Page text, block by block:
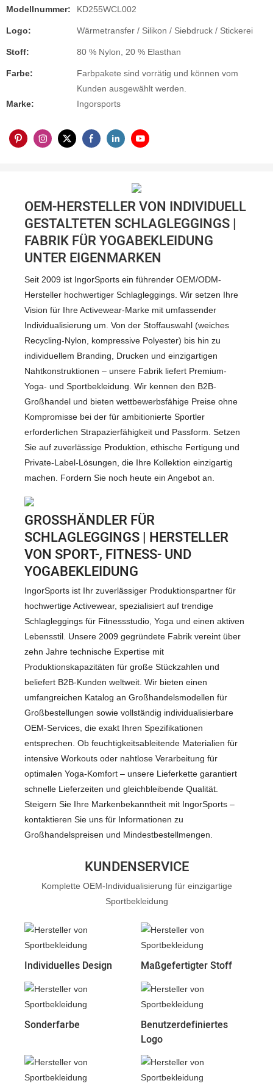
Modellnummer:
KD255WCL002
Logo: Wärmetransfer / Silikon / Siebdruck / Stickerei
Stoff: 80 % Nylon, 20 % Elasthan
Farbe:
Farbpakete sind vorrätig und können vom
Kunden ausgewählt werden.
Marke:
Ingorsports
OEM-HERSTELLER VON INDIVIDUELL
GESTALTETEN SCHLAGLEGGINGS |
FABRIK FÜR YOGABEKLEIDUNG
UNTER EIGENMARKEN
Seit 2009 ist IngorSports ein führender OEM/ODM-
Hersteller hochwertiger Schlagleggings. Wir setzen Ihre
Vision für Ihre Activewear-Marke mit umfassender
Individualisierung um. Von der Stoffauswahl (weiches
Recycling-Nylon, kompressive Polyester) bis hin zu
individuellem Branding, Drucken und einzigartigen
Nahtkonstruktionen – unsere Fabrik liefert Premium-
Yoga- und Sportbekleidung. Wir kennen den B2B-
Großhandel und bieten wettbewerbsfähige Preise ohne
Kompromisse bei der für ambitionierte Sportler
erforderlichen Strapazierfähigkeit und Passform. Setzen
Sie auf zuverlässige Produktion, ethische Fertigung und
Private-Label-Lösungen, die Ihre Kollektion einzigartig
machen. Fordern Sie noch heute ein Angebot an.
GROSSHÄNDLER FÜR S
CHLAGLEGGINGS | HERSTELLER V
ON SPORT-, FITNESS- UND Y
OGABEKLEIDUNG
IngorSports ist Ihr zuverlässiger Produktionspartner für
hochwertige Activewear, spezialisiert auf trendige
Schlagleggings für Fitnessstudio, Yoga und einen aktiven
Lebensstil. Unsere 2009 gegründete Fabrik vereint über
zehn Jahre technische Expertise mit
Produktionskapazitäten für große Stückzahlen und
beliefert B2B-Kunden weltweit. Wir bieten einen
umfangreichen Katalog an Großhandelsmodellen für
Großbestellungen sowie vollständig individualisierbare
OEM-Services, die exakt Ihren Spezifikationen
entsprechen. Ob feuchtigkeitsableitende Materialien für
intensive Workouts oder nahtlose Verarbeitung für
optimalen Yoga-Komfort – unsere Lieferkette garantiert
schnelle Lieferzeiten und gleichbleibende Qualität.
Steigern Sie Ihre Markenbekanntheit mit IngorSports –
kontaktieren Sie uns für Informationen zu
Großhandelspreisen und Mindestbestellmengen.
KUNDENSERVICE
Komplette OEM-Individualisierung für einzigartige
Sportbekleidung
Individuelles Design Maßgefertigter Stoff
Sonderfarbe
Benutzerdefiniertes
Logo